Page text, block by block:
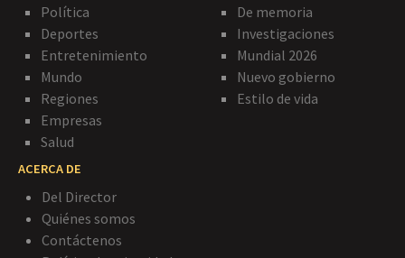
Política
Deportes
Entretenimiento
Mundo
Regiones
Empresas
Salud
De memoria
Investigaciones
Mundial 2026
Nuevo gobierno
Estilo de vida
ACERCA DE
Del Director
Quiénes somos
Contáctenos